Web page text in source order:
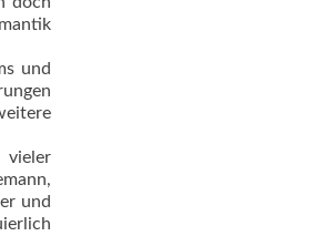
und
vieler
und